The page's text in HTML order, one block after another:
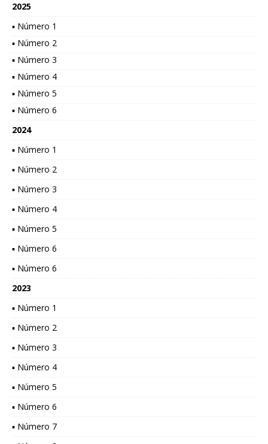
2025
▪ Número 1
▪ Número 2
▪ Número 3
▪ Número 4
▪ Número 5
▪ Número 6
2024
▪ Número 1
▪ Número 2
▪ Número 3
▪ Número 4
▪ Número 5
▪ Número 6
▪ Número 6
2023
▪ Número 1
▪ Número 2
▪ Número 3
▪ Número 4
▪ Número 5
▪ Número 6
▪ Número 7